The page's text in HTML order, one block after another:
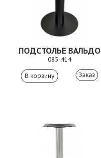
ПОДСТОЛЬЕ ВАЛЬДО
085-414
Заказ